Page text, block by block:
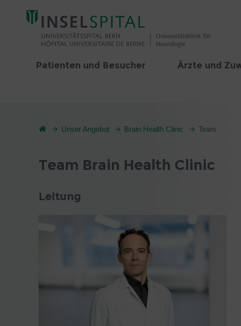
Patienten und Besucher Ärzte und
Unser Angebot Brain Health Clinic Team
Team Brain Health Clinic
Leitung